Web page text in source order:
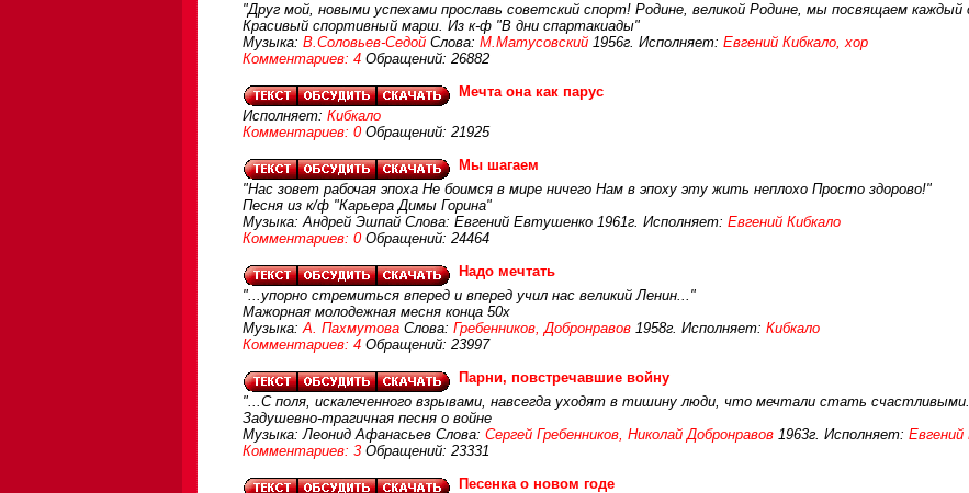
"Друг мой, новыми успехами прославь советский спорт! Родине, великой Родине, мы посвящаем каждый
Красивый спортивный марш. Из к-ф "В дни спартакиады"
Музыка: В.Соловьев-Седой Слова: М.Матусовский 1956г. Исполняет: Евгений Кибкало, хор
Комментариев: 4 Обращений: 26882
Мечта она как парус
Исполняет: Кибкало
Комментариев: 0 Обращений: 21925
Мы шагаем
"Нас зовет рабочая эпоха Не боимся в мире ничего Нам в эпоху эту жить неплохо Просто здорово!"
Песня из к/ф "Карьера Димы Горина"
Музыка: Андрей Эшпай Слова: Евгений Евтушенко 1961г. Исполняет: Евгений Кибкало
Комментариев: 0 Обращений: 24464
Надо мечтать
"...упорно стремиться вперед и вперед учил нас великий Ленин..."
Мажорная молодежная месня конца 50х
Музыка:А. Пахмутова Слова: Гребенников, Добронравов 1958г. Исполняет: Кибкало
Комментариев: 4 Обращений: 23997
Парни, повстречавшие войну
"...С поля, искалеченного взрывами, навсегда уходят в тишину люди, что мечтали стать
Задушевно-трагичная песня о войне
Музыка: Леонид Афанасьев Слова: Сергей Гребенников, Николай Добронравов 1963г. Исполняет: Евгений
Комментариев: 3 Обращений: 23331
Песенка о новом годе